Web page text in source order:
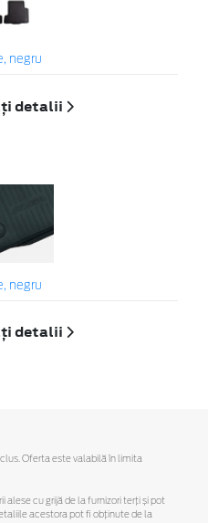
negru
detalii
negru
detalii
Oferta este valabilă în limita
cu grijă de la furnizori terți și pot
acestora pot fi obținute de la